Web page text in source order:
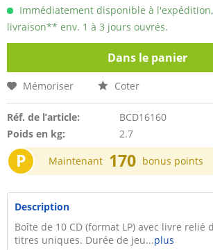
Immédiatement disponible à
livraison** env. 1 à 3 jours ouvrés.
Dans le panier
Mémoriser Coter
Réf. de l’article:
BCD16160
Poids en kg:
2.7
P Maintenant 170 bonus points
Description
Boîte de 10 CD (format LP) avec livre relié
titres uniques. Durée de jeu...plus